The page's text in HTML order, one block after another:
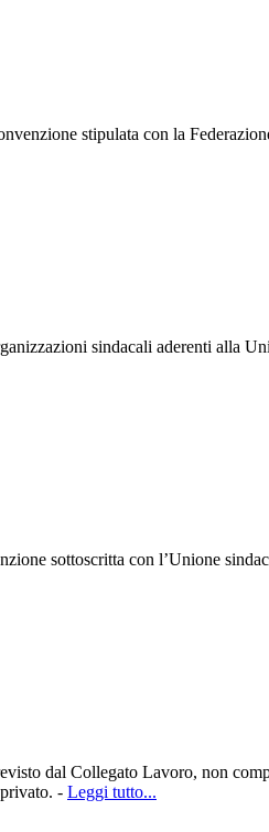
stipulata con la
sindacali aderenti alla
sottoscritta con l’Unione
dal Collegato Lavoro, non
- Leggi tutto...